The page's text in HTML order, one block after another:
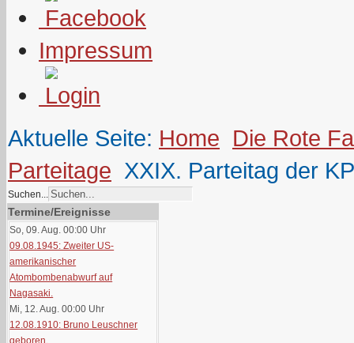
Impressum
Aktuelle Seite: Home Die Rote
Parteitage XXIX. Parteitag der
Suchen...
Termine/Ereignisse
So, 09. Aug. 00:00 Uhr
09.08.1945: Zweiter US-
amerikanischer
Atombombenabwurf auf
Nagasaki.
Mi, 12. Aug. 00:00 Uhr
12.08.1910: Bruno Leuschner
geboren.